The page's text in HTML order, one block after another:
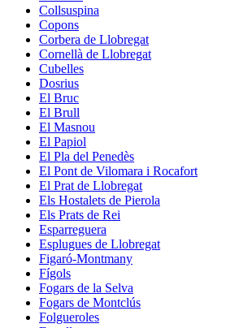
Collsuspina
Copons
Corbera de Llobregat
Cornellà de Llobregat
Cubelles
Dosrius
El Bruc
El Brull
El Masnou
El Papiol
El Pla del Penedès
El Pont de Vilomara i Rocafort
El Prat de Llobregat
Els Hostalets de Pierola
Els Prats de Rei
Esparreguera
Esplugues de Llobregat
Figaró-Montmany
Fígols
Fogars de la Selva
Fogars de Montclús
Folgueroles